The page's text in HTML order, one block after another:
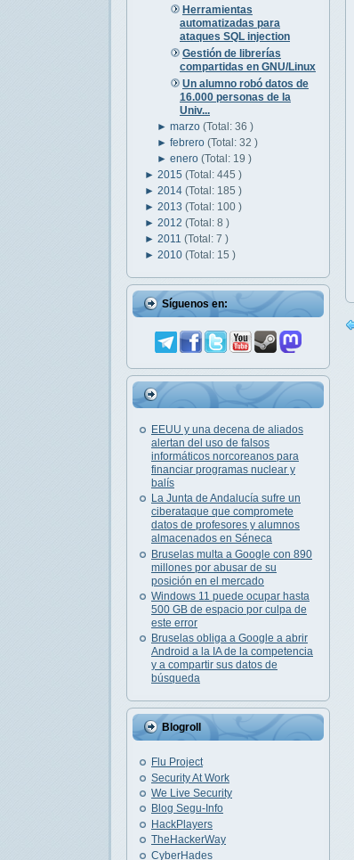
Herramientas
automatizadas para
ataques SQL injection
Gestión de librerías
compartidas en GNU/Linux
Un alumno robó datos de
16.000 personas de la
Univ...
►marzo(Total: 36 )
►febrero(Total: 32 )
►enero(Total: 19 )
► 2015 (Total: 445 )
► 2014 (Total: 185 )
► 2013 (Total: 100 )
► 2012 (Total: 8 )
► 2011 (Total: 7 )
► 2010 (Total: 15 )
Síguenos en:
EEUU y una decena de aliados
alertan del uso de falsos
informáticos norcoreanos para
financiar programas nuclear y
balís
La Junta de Andalucía sufre un
ciberataque que compromete
datos de profesores y alumnos
almacenados en Séneca
Bruselas multa a Google con 890
millones por abusar de su
posición en el mercado
Windows 11 puede ocupar hasta
500 GB de espacio por culpa de
este error
Bruselas obliga a Google a abrir
Android a la IA de la competencia
y a compartir sus datos de
búsqueda
Blogroll
Flu Project
Security At Work
We Live Security
Blog Segu-Info
HackPlayers
TheHackerWay
CyberHades